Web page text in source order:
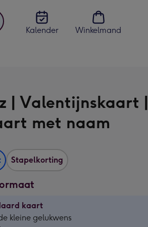
Kalender
Winkelmand
| Valentijnskaart |
met naam
Stapelkorting
kaart
kleine gelukwens